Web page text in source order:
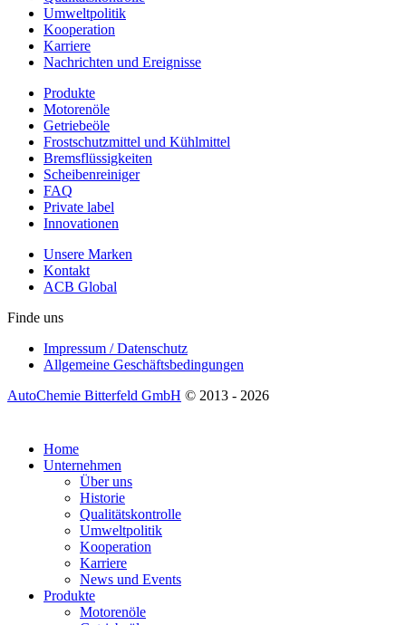
Umweltpolitik
Kooperation
Karriere
Nachrichten und Ereignisse
Produkte
Motorenöle
Getriebeöle
Frostschutzmittel und Kühlmittel
Bremsflüssigkeiten
Scheibenreiniger
FAQ
Private label
Innovationen
Unsere Marken
Kontakt
ACB Global
Finde uns
Impressum / Datenschutz
Allgemeine Geschäftsbedingungen
AutoChemie Bitterfeld GmbH © 2013 - 2026
Home
Unternehmen
Über uns
Historie
Qualitätskontrolle
Umweltpolitik
Kooperation
Karriere
News und Events
Produkte
Motorenöle